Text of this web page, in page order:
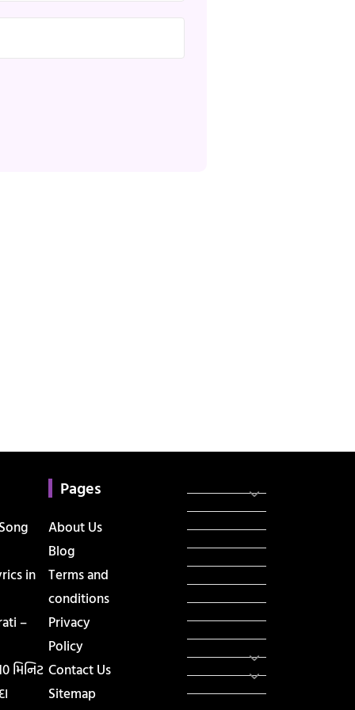
in
–
મિનિટ
Pages
About Us
Blog
Terms and
conditions
Privacy
Policy
Contact Us
Sitemap